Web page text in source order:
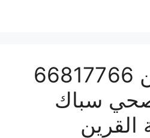
سباك القرين 66817766
سباك